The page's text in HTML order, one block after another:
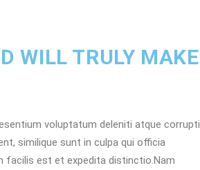
WILL TRULY MAKE
voluptatum deleniti atque corrupti
similique sunt in culpa qui officia
facilis est et expedita distinctio.Nam